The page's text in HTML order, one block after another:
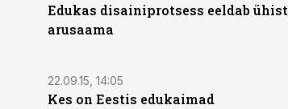
Edukas disainiprotsess eeldab ühist
arusaama
22.09.15, 14:05
Kes on Eestis edukaimad